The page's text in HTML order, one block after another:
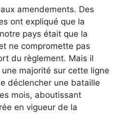
amendements. Des
ont expliqué que la
pays était que la
ne compromette pas
du règlement. Mais il
majorité sur cette ligne
déclencher une bataille
mois, aboutissant
en vigueur de la